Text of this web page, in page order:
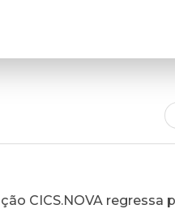
CICS.NOVA regressa